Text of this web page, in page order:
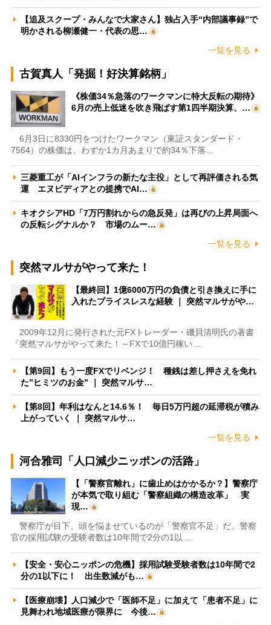
【追及スクープ・みんなで大家さん】独占入手“内部議事録”で
明かされる柳瀬健一・代表の思…
一覧を見る
古賀真人「発掘！好決算銘柄」
《株価34％急落のワークマンに特大反転の期待》
6月の売上低迷を吹き飛ばす第1四半期決算、…
6月3日に8330円をつけたワークマン（東証スタンダード・
7564）の株価は、わずか1カ月あまりで約34％下落…
三菱重工が「AIインフラの新たな主役」として再評価される気
運 エヌビディアとの提携でAI…
キオクシアHD「7万円割れからの急反発」は再びの上昇局面へ
の反転シグナルか？ 市場のムー…
一覧を見る
突然マルサがやって来た！
【最終回】1億6000万円の負債と引き換えに手に
入れたプライスレスな経験 ｜ 突然マルサがや…
2009年12月に発行された元FXトレーダー・磯貝清明氏の著書
『突然マルサがやって来た！～FXで10億円稼い…
【第9回】もう一度FXでリベンジ！ 種銭は差し押さえを免れ
た”ヒミツのお金” ｜ 突然マルサ…
【第8回】年利はなんと14.6％！ 毎日5万円超の延滞税が積み
上がっていく ｜ 突然マルサ…
一覧を見る
河合雅司「人口減少ニッポンの活路」
【「警察官離れ」に歯止めはかかるか？】警察庁
が本気で取り組む「警察組織の構造改革」 実
現…
警察庁が目下、頭を悩ませているのが「警察官不足」だ。警察
官の採用試験の受験者数は10年間で2分の1以…
【安全・安心ニッポンの危機】採用試験受験者数は10年間で2
分の1以下に！ 出生数減がも…
【医療崩壊】人口減少で「医師不足」に加えて「患者不足」に
見舞われ地域医療が限界に 今後…